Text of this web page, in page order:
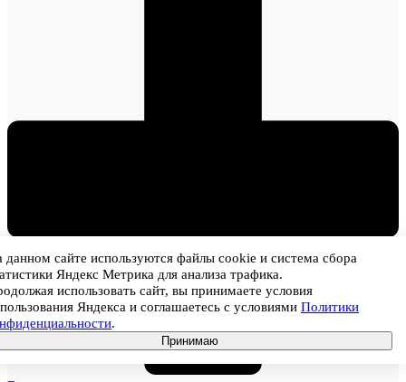
данном сайте используются файлы cookie и система сбора
Яндекс Метрика для анализа трафика.
использовать сайт, вы принимаете условия
Яндекса и соглашаетесь с условиями Политики
.
Принимаю